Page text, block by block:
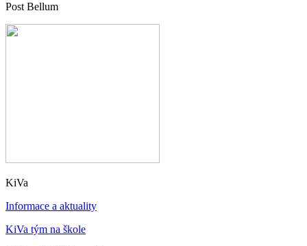
Post Bellum
KiVa
Informace a aktuality
KiVa tým na škole